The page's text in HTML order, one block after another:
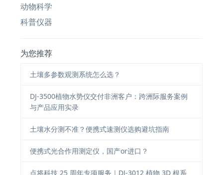
动物科学
科普仪器
为您推荐
土壤多参数观测系统怎么选？
DJ-3500植物水势仪交付非洲客户：跨洲际服务案例
与产品应用实录
土壤水分测不准？便携式速测仪选购避坑指南
便携式光合作用测定仪，国产or进口？
点将科技 25 周年专项服务｜DJ-3012 植物 3D 根系